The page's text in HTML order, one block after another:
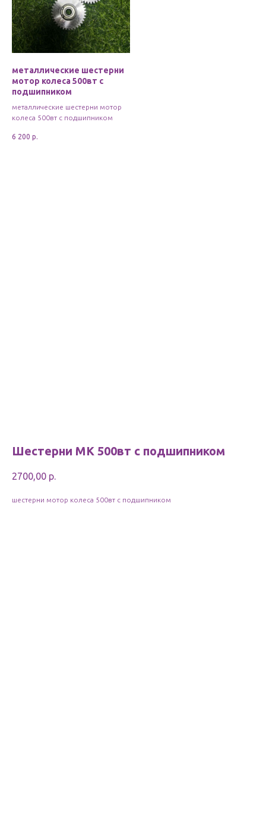
металлические шестерни
мотор колеса 500вт с
подшипником
металлические шестерни мотор
колеса 500вт с подшипником
6 200 р.
Шестерни МК 500вт с подшипником
2700,00 р.
шестерни мотор колеса 500вт с подшипником